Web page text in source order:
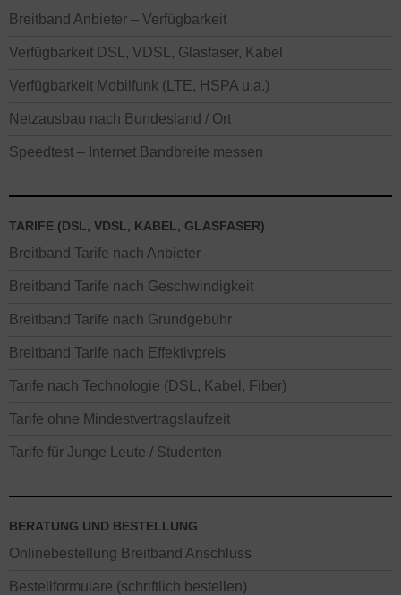
Breitband Anbieter – Verfügbarkeit
Verfügbarkeit DSL, VDSL, Glasfaser, Kabel
Verfügbarkeit Mobilfunk (LTE, HSPA u.a.)
Netzausbau nach Bundesland / Ort
Speedtest – Internet Bandbreite messen
TARIFE (DSL, VDSL, KABEL, GLASFASER)
Breitband Tarife nach Anbieter
Breitband Tarife nach Geschwindigkeit
Breitband Tarife nach Grundgebühr
Breitband Tarife nach Effektivpreis
Tarife nach Technologie (DSL, Kabel, Fiber)
Tarife ohne Mindestvertragslaufzeit
Tarife für Junge Leute / Studenten
BERATUNG UND BESTELLUNG
Onlinebestellung Breitband Anschluss
Bestellformulare (schriftlich bestellen)